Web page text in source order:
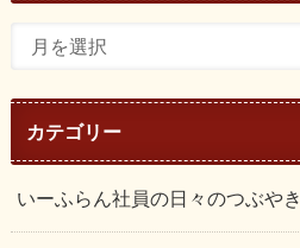
カテゴリー
いーふらん社員の日々のつぶやき